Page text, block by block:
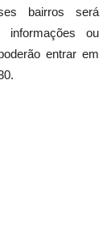
bairros será
ou
entrar em